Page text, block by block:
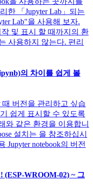
한 「Jupyter Lab」되는
Lab"을 사용해 보자.
및 표시 할 때까지의 환
사용하지 않는다. 편리
의 차이를 쉽게 볼
때 버전을 관리하고 싶습
쉽게 표시할 수 있도록
와 같은 환경을 이용합니
설치는 을 참조하십시
Jupyter notebook의 버전
(ESP-WROOM-02) ~ 그